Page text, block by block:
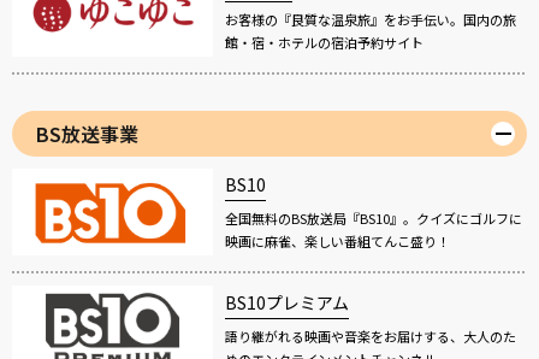
お客様の『良質な温泉旅』をお手伝い。国内の旅
館・宿・ホテルの宿泊予約サイト
BS放送事業
BS10
全国無料のBS放送局『BS10』。クイズにゴルフに
映画に麻雀、楽しい番組てんこ盛り！
BS10プレミアム
語り継がれる映画や音楽をお届けする、大人のた